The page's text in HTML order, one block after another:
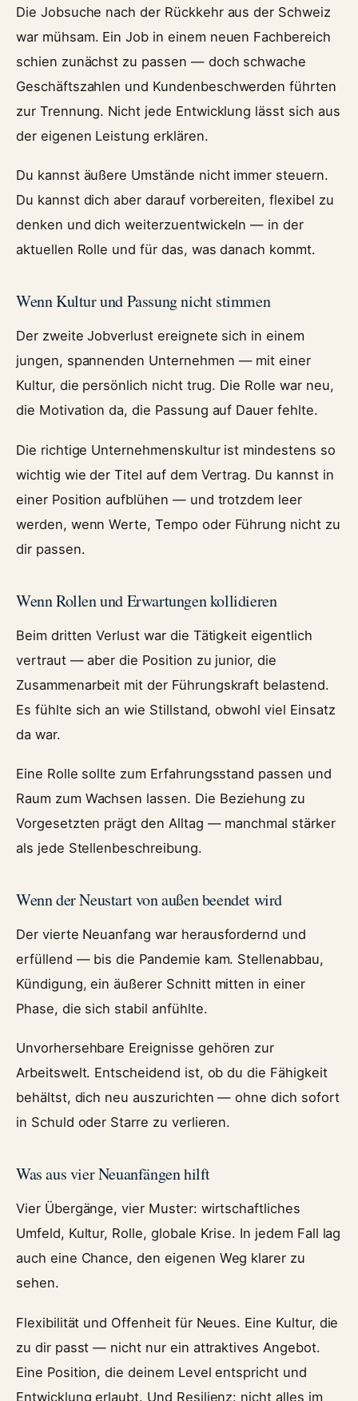
Die Jobsuche nach der Rückkehr aus der Schweiz
war mühsam. Ein Job in einem neuen Fachbereich
schien zunächst zu passen — doch schwache
Geschäftszahlen und Kundenbeschwerden führten
zur Trennung. Nicht jede Entwicklung lässt sich aus
der eigenen Leistung erklären.
Du kannst äußere Umstände nicht immer steuern.
Du kannst dich aber darauf vorbereiten, flexibel zu
denken und dich weiterzuentwickeln — in der
aktuellen Rolle und für das, was danach kommt.
Wenn Kultur und Passung nicht stimmen
Der zweite Jobverlust ereignete sich in einem
jungen, spannenden Unternehmen — mit einer
Kultur, die persönlich nicht trug. Die Rolle war neu,
die Motivation da, die Passung auf Dauer fehlte.
Die richtige Unternehmenskultur ist mindestens so
wichtig wie der Titel auf dem Vertrag. Du kannst in
einer Position aufblühen — und trotzdem leer
werden, wenn Werte, Tempo oder Führung nicht zu
dir passen.
Wenn Rollen und Erwartungen kollidieren
Beim dritten Verlust war die Tätigkeit eigentlich
vertraut — aber die Position zu junior, die
Zusammenarbeit mit der Führungskraft belastend.
Es fühlte sich an wie Stillstand, obwohl viel Einsatz
da war.
Eine Rolle sollte zum Erfahrungsstand passen und
Raum zum Wachsen lassen. Die Beziehung zu
Vorgesetzten prägt den Alltag — manchmal stärker
als jede Stellenbeschreibung.
Wenn der Neustart von außen beendet wird
Der vierte Neuanfang war herausfordernd und
erfüllend — bis die Pandemie kam. Stellenabbau,
Kündigung, ein äußerer Schnitt mitten in einer
Phase, die sich stabil anfühlte.
Unvorhersehbare Ereignisse gehören zur
Arbeitswelt. Entscheidend ist, ob du die Fähigkeit
behältst, dich neu auszurichten — ohne dich sofort
in Schuld oder Starre zu verlieren.
Was aus vier Neuanfängen hilft
Vier Übergänge, vier Muster: wirtschaftliches
Umfeld, Kultur, Rolle, globale Krise. In jedem Fall lag
auch eine Chance, den eigenen Weg klarer zu
sehen.
Flexibilität und Offenheit für Neues. Eine Kultur, die
zu dir passt — nicht nur ein attraktives Angebot.
Eine Position, die deinem Level entspricht und
Entwicklung erlaubt. Und Resilienz: nicht alles im